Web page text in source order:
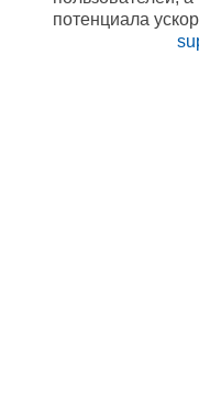
потенциала